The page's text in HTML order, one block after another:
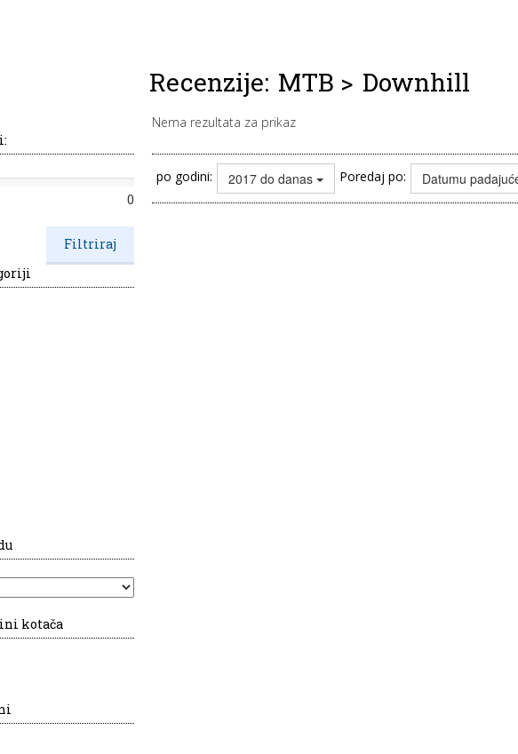
Recenzije: MTB > Downhill
Nema rezultata za prikaz
0
kotača
po godini: 2017 do danas Poredaj po: Datumu